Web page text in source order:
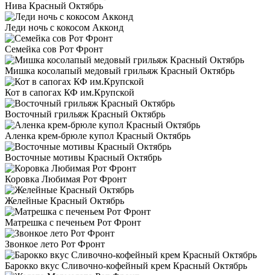
Нива Красный Октябрь
Леди ночь с кокосом Акконд
Семейка сов Рот Фронт
Мишка косолапый медовый грильяж Красный Октябрь
Кот в сапогах КФ им.Крупской
Восточный грильяж Красный Октябрь
Аленка крем-брюле купол Красный Октябрь
Восточные мотивы Красный Октябрь
Коровка Любимая Рот Фронт
Желейные Красный Октябрь
Матрешка с печеньем Рот Фронт
Звонкое лето Рот Фронт
Барокко вкус Сливочно-кофейный крем Красный Октябрь